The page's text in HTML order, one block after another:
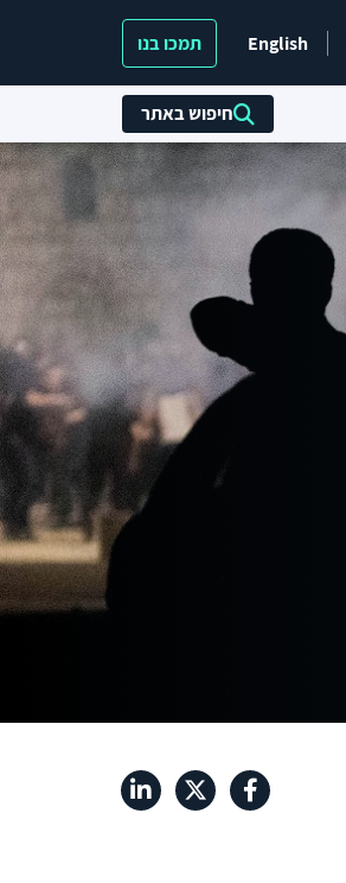
English תמכו בנו
חיפוש באתר